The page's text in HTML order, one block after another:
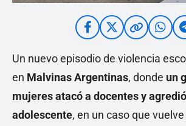
Un nuevo episodio de violencia
en Malvinas Argentinas, donde un
mujeres atacó a docentes y
adolescente, en un caso que